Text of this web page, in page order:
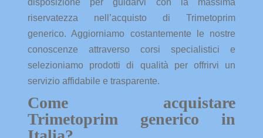
disposizione per guidarvi con la massima
riservatezza nell’acquisto di Trimetoprim
generico. Aggiorniamo costantemente le nostre
conoscenze attraverso corsi specialistici e
selezioniamo prodotti di qualità per offrirvi un
servizio affidabile e trasparente.
Come acquistare
Trimetoprim generico in